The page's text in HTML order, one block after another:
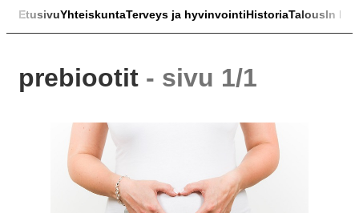
EtusivuYhteiskuntaTerveys ja hyvinvointiHistoriaTalousIn
prebiootit - sivu 1/1